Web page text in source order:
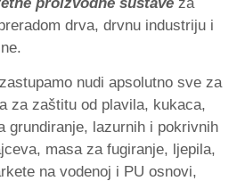
drva, drvnu industriju i
nudi apsolutno sve za
za zaštitu od plavila, kukaca,
grundiranje, lazurnih i pokrivnih
masa za fugiranje, ljepila,
na vodenoj i PU osnovi,